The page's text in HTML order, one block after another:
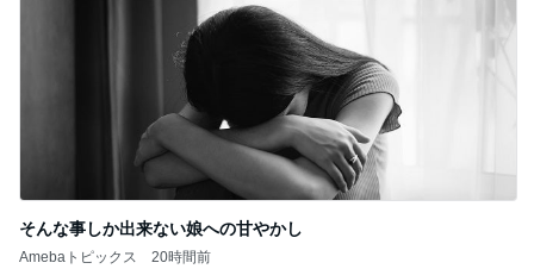
そんな事しか出来ない娘への甘やかし
Amebaトピックス 20時間前